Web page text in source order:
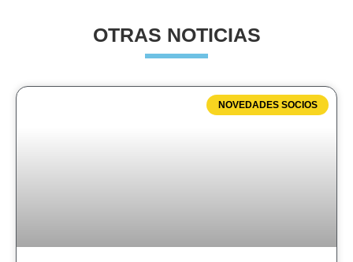
OTRAS NOTICIAS
NOVEDADES SOCIOS